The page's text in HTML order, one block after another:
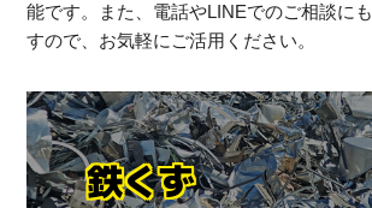
能です。また、電話やLINEでのご相談に
すので、お気軽にご活用ください。
鉄くず